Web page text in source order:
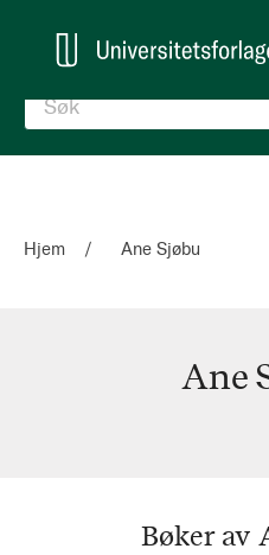
Hjem Ane Sjøbu
Ane
Bøker av